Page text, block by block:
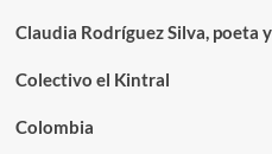
Claudia Rodríguez Silva, poeta
Colectivo el Kintral
Colombia